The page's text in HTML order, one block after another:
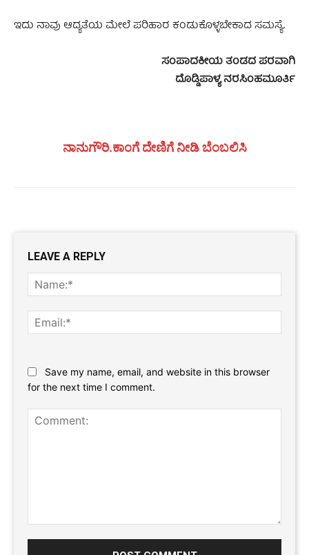
ಇದು ನಾವು ಆದ್ಯತೆಯ ಮೇಲೆ ಪರಿಹಾರ ಕಂಡುಕೊಳ್ಳಬೇಕಾದ ಸಮಸ್ಯೆ.
ಸಂಪಾದಕೀಯ ತಂಡದ ಪರವಾಗಿ
ದೊಡ್ಡಿಪಾಳ್ಯ ನರಸಿಂಹಮೂರ್ತಿ
ನಾನುಗೌರಿ.ಕಾಂಗೆ ದೇಣಿಗೆ ನೀಡಿ ಬೆಂಬಲಿಸಿ
LEAVE A REPLY
Save my name, email, and website in this browser
for the next time I comment.